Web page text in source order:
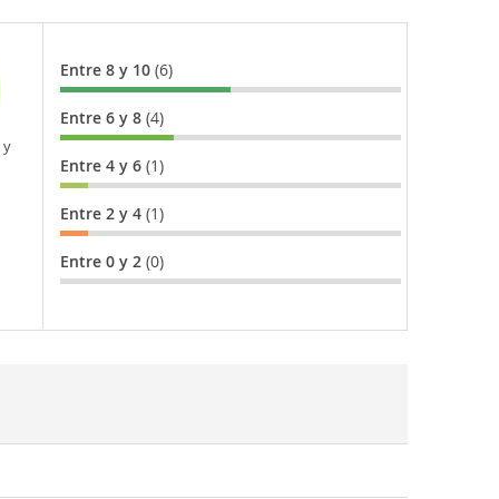
y
Entre 8 y 10 (6)
Entre 6 y 8 (4)
Entre 4 y 6 (1)
Entre 2 y 4 (1)
Entre 0 y 2 (0)